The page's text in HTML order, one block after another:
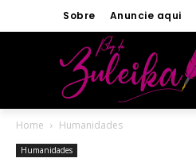
Sobre Anuncie aqui
Home Humanidades
Humanidades